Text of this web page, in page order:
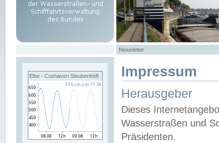
Newsletter
Elbe - Cuxhaven Steubenhöft Impressum
Herausgeber
Dieses
Wasserstraßen und
Präsidenten.